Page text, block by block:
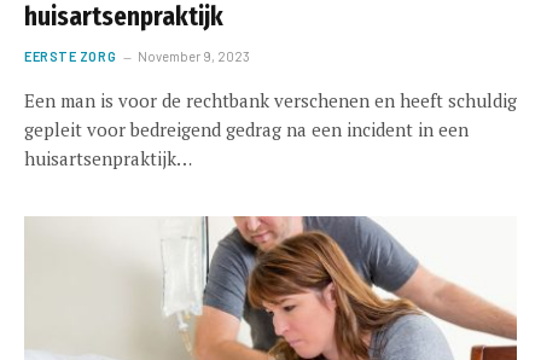
huisartsenpraktijk
EERSTE ZORG November 9, 2023
Een man is voor de rechtbank verschenen en heeft schuldig
gepleit voor bedreigend gedrag na een incident in een
huisartsenpraktijk…